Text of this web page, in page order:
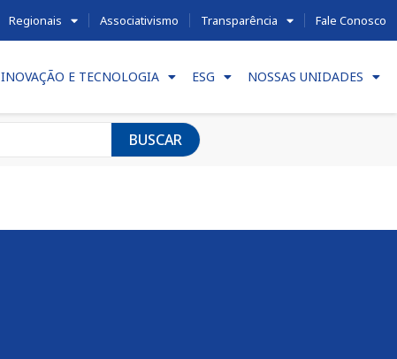
Regionais Associativismo Transparência Fale Conosco
INOVAÇÃO E TECNOLOGIA ESG NOSSAS UNIDADES
BUSCAR